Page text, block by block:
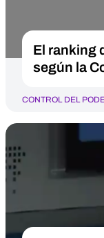
El ranking
según la
CONTROL DEL